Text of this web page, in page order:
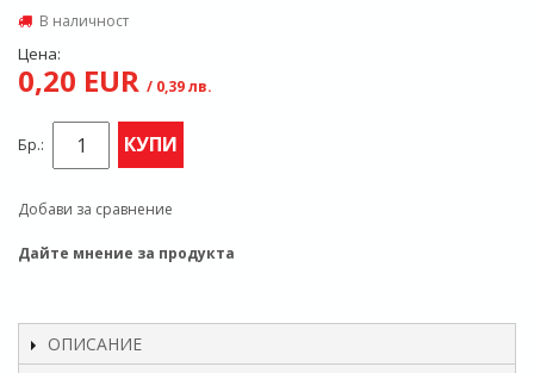
В наличност
Цена:
0,20 EUR / 0,39 лв.
Бр.: КУПИ
Добави за сравнение
Дайте мнение за продукта
ОПИСАНИЕ